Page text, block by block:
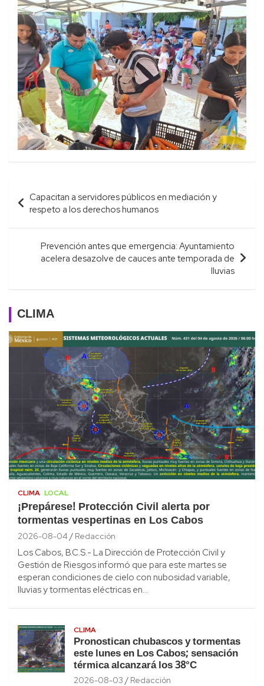
Navegación
de
entradas
Capacitan a servidores públicos en mediación y
respeto a los derechos humanos
Prevención antes que emergencia: Ayuntamiento
acelera desazolve de cauces ante temporada de
lluvias
CLIMA
CLIMA LOCAL
¡Prepárese! Protección Civil alerta por
tormentas vespertinas en Los Cabos
2026-08-04 Redacción
Los Cabos, B.C.S.- La Dirección de Protección Civil y
Gestión de Riesgos informó que para este martes se
esperan condiciones de cielo con nubosidad variable,
lluvias y tormentas eléctricas en…
CLIMA
Pronostican chubascos y tormentas
este lunes en Los Cabos; sensación
térmica alcanzará los 38°C
2026-08-03 Redacción